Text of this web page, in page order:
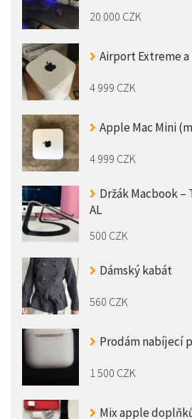
20 000 CZK
Airport Extreme a
4 999 CZK
Apple Mac Mini
4 999 CZK
Držák Macbook
AL
500 CZK
Dámský kabát
560 CZK
Prodám nabíjecí
1 500 CZK
Mix apple